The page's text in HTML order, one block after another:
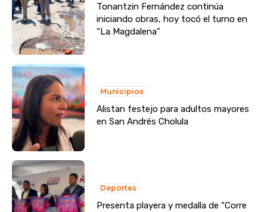
Tonantzin Fernández continúa
iniciando obras, hoy tocó el turno en
“La Magdalena”
Municipios
Alistan festejo para adultos mayores
en San Andrés Cholula
Deportes
Presenta playera y medalla de “Corre